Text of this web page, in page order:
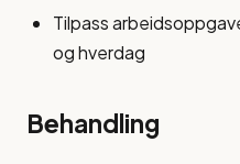
Tilpass
og hverdag
Behandling